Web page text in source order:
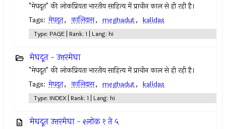
"मेघदूत" की लोकप्रियता भारतीय साहित्य में प्राचीन काल से ही रही है।
Tags: मेघदूत, कालिदास, meghadut, kalidas
Type: PAGE | Rank: 1 | Lang: hi
मेघदूत - उत्तरमेघा
"मेघदूत" की लोकप्रियता भारतीय साहित्य में प्राचीन काल से ही रही है।
Tags: मेघदूत, कालिदास, meghadut, kalidas
Type: INDEX | Rank: 1 | Lang: hi
मेघदूत उत्तरमेघा - श्लोक १ ते ५